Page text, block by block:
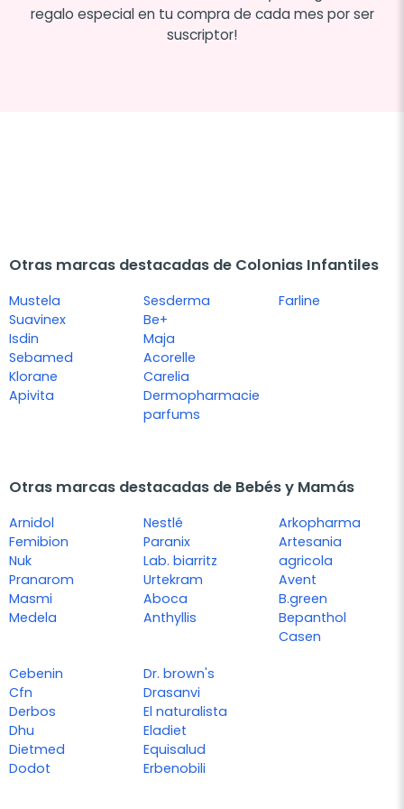
regalo especial en tu compra de cada mes por ser
suscriptor!
Otras marcas destacadas de Colonias Infantiles
Mustela
Suavinex
Isdin
Sebamed
Klorane
Apivita
Sesderma
Be+
Maja
Acorelle
Carelia
Dermopharmacie
parfums
Farline
Otras marcas destacadas de Bebés y Mamás
Arnidol
Femibion
Nuk
Pranarom
Masmi
Medela
Nestlé
Paranix
Lab. biarritz
Urtekram
Aboca
Anthyllis
Arkopharma
Artesania
agricola
Avent
B.green
Bepanthol
Casen
Cebenin
Cfn
Derbos
Dhu
Dietmed
Dodot
Dr. brown's
Drasanvi
El naturalista
Eladiet
Equisalud
Erbenobili